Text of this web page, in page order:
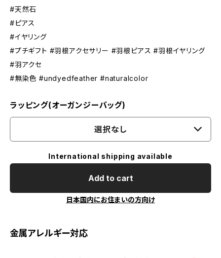
#天然石
#ピアス
#イヤリング
#プチギフト #羽根アクセサリー #羽根ピアス #羽根イヤリング
#羽アクセ
#無染色 #undyedfeather #naturalcolor
ラッピング(オーガンジーバッグ)
選択なし
International shipping available
Add to cart
日本国内にお住まいの方向け
金属アレルギー対応